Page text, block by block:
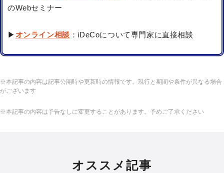
のWebセミナー
▶ オンライン相談 ：iDeCoについて専門家に直接相談
※本記事の内容は記事公開時や更新時の情報です。現行と期間や条件が異なる場合
がございます
※本記事の内容は予告なしに変更することがあります。予めご了承ください
オススメ記事